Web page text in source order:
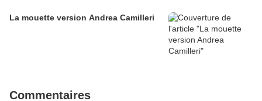
La mouette version Andrea Camilleri
Commentaires